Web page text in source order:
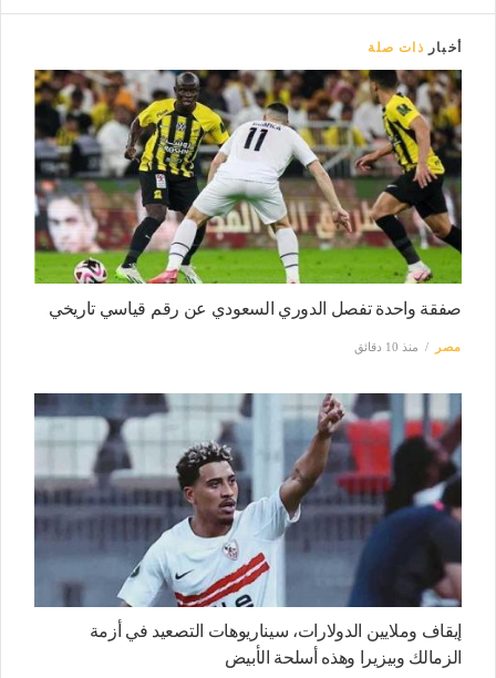
أخبار ذات صلة
صفقة واحدة تفصل الدوري السعودي عن رقم قياسي تاريخي
مصر منذ 10 دقائق
إيقاف وملايين الدولارات، سيناريوهات التصعيد في أزمة
الزمالك وبيزيرا وهذه أسلحة الأبيض